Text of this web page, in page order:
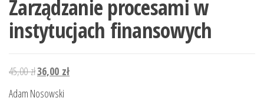
Zarządzanie procesami w
instytucjach finansowych
45,00złPierwotna
36,00 złAktualna
Adam Nosowski